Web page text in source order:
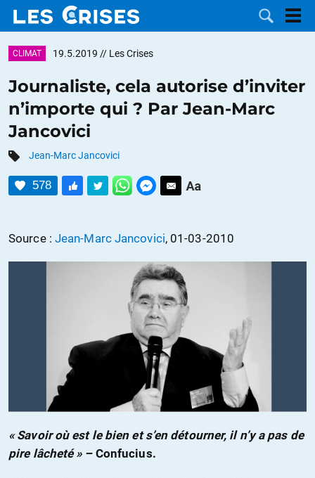
DOSSIERS
CATÉGORIES
MOTS CLÉS
CONTACTER
FAIRE UN
CLIMAT 19.5.2019 // Les Crises
Journaliste, cela autorise d’inviter
n’importe qui ? Par Jean-Marc
Jancovici
Jean-Marc Jancovici
578
Source : Jean-Marc Jancovici, 01-03-2010
« Savoir où est le bien et s’en détourner, il n’y a pas de
pire lâcheté » – Confucius.